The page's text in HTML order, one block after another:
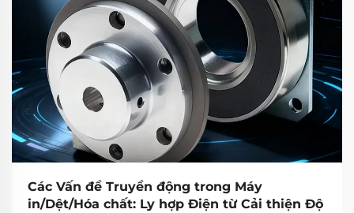
Các Vấn đề Truyền động trong Máy
in/Dệt/Hóa chất: Ly hợp Điện từ Cải thiện Độ